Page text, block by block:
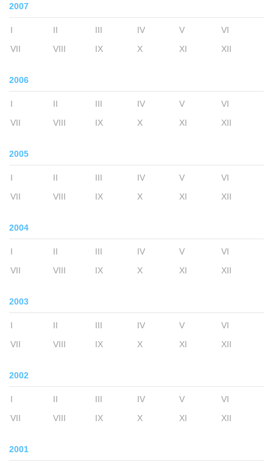
2007
I II III IV V
VI
VII
VIII IX X XI XII
2006
I II III IV V
VI
VII
VIII IX X XI XII
2005
I II III IV V
VI
VII
VIII IX X XI XII
2004
I II III IV V
VI
VII
VIII IX X XI XII
2003
I II III IV V
VI
VII
VIII IX X XI XII
2002
I II III IV V
VI
VII
VIII IX X XI XII
2001